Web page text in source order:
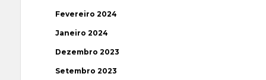
Fevereiro 2024
Janeiro 2024
Dezembro 2023
Setembro 2023